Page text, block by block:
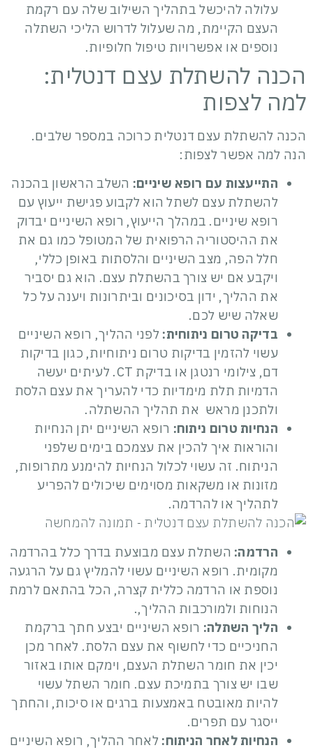
עלולה להיכשל בתהליך השילוב שלה עם רקמת
העצם הקיימת, מה שעלול לדרוש הליכי השתלה
נוספים או אפשרויות טיפול חלופיות.
הכנה להשתלת עצם דנטלית:
למה לצפות
הכנה להשתלת עצם דנטלית כרוכה במספר שלבים.
הנה למה אפשר לצפות:
התייעצות עם רופא שיניים: השלב הראשון בהכנה
להשתלת עצם לשתלהוא לקבוע פגישת ייעוץ עם
רופא שיניים. במהלך הייעוץ, רופא השיניים יבדוק
את ההיסטוריה הרפואית של המטופל כמו גם את
חלל הפה, מצב השיניים והלסתות באופן כללי,
ויקבע אם יש צורך בהשתלת עצם. הוא גם יסביר
את ההליך, ידון בסיכונים וביתרונות ויענה על כל
שאלה שיש לכם.
בדיקה טרום ניתוחית: לפני ההליך, רופא השיניים
עשוי להזמין בדיקות טרום ניתוחיות, כגון בדיקות
דם, צילומי רנטגן או בדיקת CT. לעיתים יעשה
הדמיות תלת מימדיות כדי להעריך את עצם הלסת
ולתכנן מראש את תהליך ההשתלה.
הנחיות טרום ניתוח: רופא השיניים יתן הנחיות
והוראות איך להכין את עצמכם בימים שלפני
הניתוח. זה עשוי לכלול הנחיות להימנע מתרופות,
מזונות או משקאות מסוימים שיכולים להפריע
לתהליך או להרדמה.
הרדמה: השתלת עצם מבוצעת בדרך כלל בהרדמה
מקומית. רופא השיניים עשוי להמליץ ​​גם על הרגעה
נוספת או הרדמה כללית קצרה, הכל בהתאם לרמת
הנוחות ולמורכבות ההליך,.
הליך השתלה: רופא השיניים יבצע חתך ברקמת
החניכיים כדי לחשוף את עצם הלסת. לאחר מכן
יכין את חומר השתלת העצם, וימקם אותו באזור
שבו יש צורך בתמיכת עצם. חומר השתל עשוי
להיות מאובטח באמצעות ברגים או סיכות, והחתך
ייסגר עם תפרים.
הנחיות לאחר הניתוח: לאחר ההליך, רופא השיניים